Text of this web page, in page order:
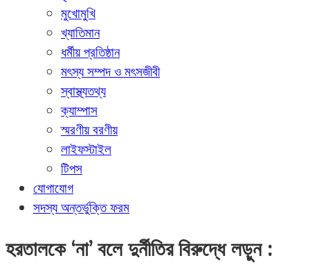
মুখোমুখি
খ্যাতিমান
ধর্মীয় প্রতিষ্ঠান
মৎস্য সম্পদ ও মৎসজীবী
স্বাস্থ্যতথ্য
ক্যাম্পাস
স্মরণীয় বরণীয়
লাইফস্টাইল
টিপস
যোগাযোগ
সদস্য অন্তর্ভুক্তি ফরম
হরতালকে ‘না’ বলে দুর্নীতির বিরুদ্ধে লড়ুন :